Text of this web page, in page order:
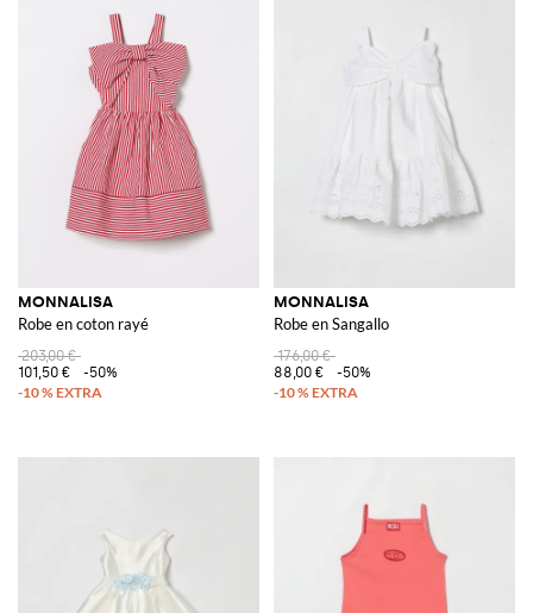
MONNALISA
Robe en coton rayé
203,00 €
101,50 €
-50%
MONNALISA
Robe en Sangallo
176,00 €
88,00 €
-50%